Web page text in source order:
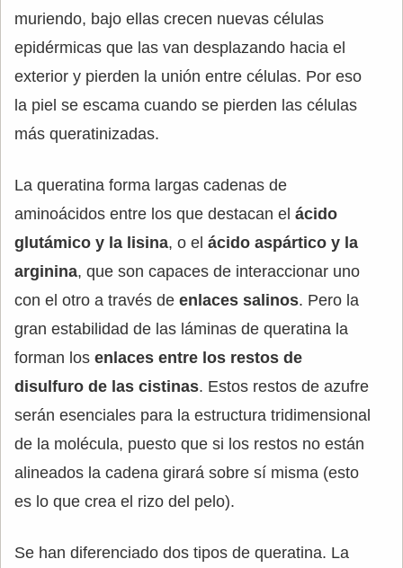
muriendo, bajo ellas crecen nuevas células
epidérmicas que las van desplazando hacia el
exterior y pierden la unión entre células. Por eso
la piel se escama cuando se pierden las células
más queratinizadas.
La queratina forma largas cadenas de
aminoácidos entre los que destacan el ácido
glutámico y la lisina, o el ácido aspártico y la
arginina, que son capaces de interaccionar uno
con el otro a través de enlaces salinos. Pero la
gran estabilidad de las láminas de queratina la
forman los enlaces entre los restos de
disulfuro de las cistinas. Estos restos de azufre
serán esenciales para la estructura tridimensional
de la molécula, puesto que si los restos no están
alineados la cadena girará sobre sí misma (esto
es lo que crea el rizo del pelo).
Se han diferenciado dos tipos de queratina. La